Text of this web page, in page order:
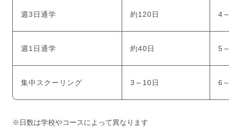
週3日通学 約120日 4
週1日通学 約40日 5
集中スクーリング 3～10日 6
※日数は学校やコースによって異なります